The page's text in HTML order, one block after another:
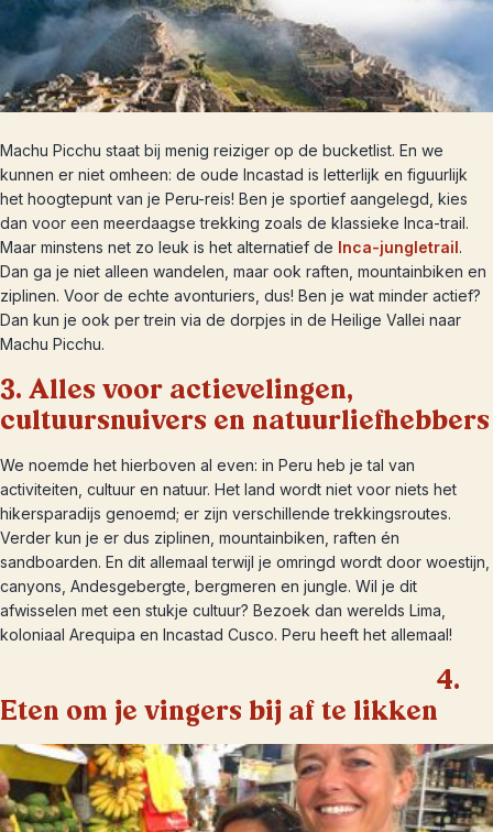
Machu Picchu staat bij menig reiziger op de bucketlist. En we
kunnen er niet omheen: de oude Incastad is letterlijk en figuurlijk
het hoogtepunt van je Peru-reis! Ben je sportief aangelegd, kies
dan voor een meerdaagse trekking zoals de klassieke Inca-trail.
Maar minstens net zo leuk is het alternatief de Inca-jungletrail.
Dan ga je niet alleen wandelen, maar ook raften, mountainbiken en
ziplinen. Voor de echte avonturiers, dus! Ben je wat minder actief?
Dan kun je ook per trein via de dorpjes in de Heilige Vallei naar
Machu Picchu.
3. Alles voor actievelingen,
cultuursnuivers en natuurliefhebbers
We noemde het hierboven al even: in Peru heb je tal van
activiteiten, cultuur en natuur. Het land wordt niet voor niets het
hikersparadijs genoemd; er zijn verschillende trekkingsroutes.
Verder kun je er dus ziplinen, mountainbiken, raften én
sandboarden. En dit allemaal terwijl je omringd wordt door woestijn,
canyons, Andesgebergte, bergmeren en jungle. Wil je dit
afwisselen met een stukje cultuur? Bezoek dan werelds Lima,
koloniaal Arequipa en Incastad Cusco. Peru heeft het allemaal!
4.
Eten om je vingers bij af te likken